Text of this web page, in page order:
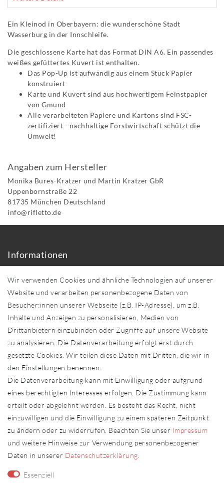
Ein Kleinod in Oberbayern: die wunderschöne Stadt
Wasserburg in der Innschleife.
Die geschlossene Karte hat das Format DIN A6. Ein passendes
weißes gefüttertes Kuvert ist enthalten.
Das Pop-Up ist aufwändig aus einem Stück Papier
konstruiert
Karte und Kuvert sind aus hochwertigem Feinstpapier
von Gmund
Alle verarbeiteten Papiere und Kartons sind FSC-
zertifiziert - nachhaltige Forstwirtschaft schützt die
Umwelt!
Angaben zum Hersteller
Monika Bures-Kratzer und Martin Kratzer GbR
Uppenbornstraße 22
81735 München Deutschland
info@rifletto.de
Informationen
Über uns
Händler in Ihrer Nähe
Sonderanfertigungen
Zahlung und Versand
Shop-Service
Widerrufs­recht
Widerrufs­formular
Impressum
Daten­schutz­erklärung
AGB
Kontakt
Vertrag widerrufen Kontakt
Fachhändler
Wir verwenden Cookies und ähnliche Technologien auf unserer
Website und verarbeiten personenbezogene Daten von
Besucher:innen unserer Webseite (z.B. IP-Adresse), um z.B.
Inhalte und Anzeigen zu personalisieren, Medien von
Drittanbietern einzubinden oder Zugriffe auf unsere Website
zu analysieren. Die Datenverarbeitung erfolgt erst durch
gesetzte Cookies. Wir teilen diese Daten mit Dritten, die wir in
den Einstellungen benennen.
Die Datenverarbeitung kann mit Einwilligung oder aufgrund
eines berechtigten Interesses erfolgen. Die Zustimmung kann
erteilt oder abgelehnt werden. Es besteht das Recht, nicht
einzuwilligen und die Einwilligung zu einem späteren Zeitpunkt
zu ändern oder zu widerrufen. Beachten Sie unser Impressum
und weitere Hinweise zur Verwendung personenbezogener
Daten in unserer Daten­schutz­erklärung
Essenziell